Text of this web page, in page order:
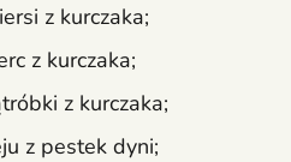
z kurczaka;
z kurczaka;
z kurczaka;
z pestek dyni;